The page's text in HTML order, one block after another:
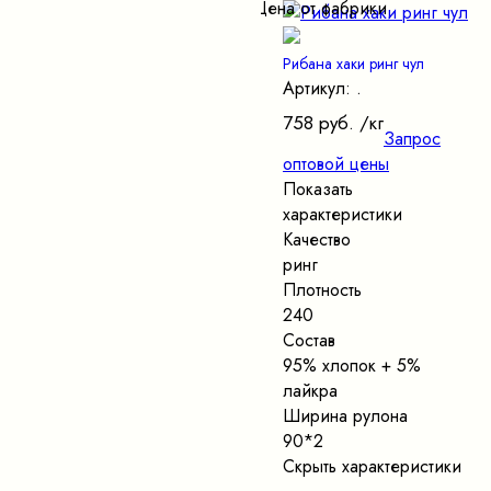
Цена от фабрики
Рибана хаки ринг чул
Артикул: .
758 руб. /кг
Запрос
оптовой цены
Показать
характеристики
Качество
ринг
Плотность
240
Состав
95% хлопок + 5%
лайкра
Ширина рулона
90*2
Скрыть характеристики